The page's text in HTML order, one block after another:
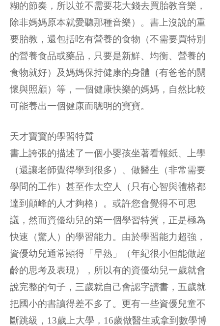
糊的節奏，所以並不需要花大錢去買胎教音樂，
除非媽媽原本就愛聽那種音樂）。書上沒說的重
要胎教，還包括吃有營養的食物（不需要買特別
的營養食品或藥品，只要是新鮮、均衡、營養的
食物就好）及媽媽保持健康的身體（有爸爸的關
懷與照顧）等，一個健康快樂的媽媽，自然比較
可能養出一個健康而聰明的寶寶。
天才寶寶的學習特質
書上誇張的描述了一個小嬰孩坐著看報紙、上學
（還讓老師覺得學到很多）、做醫生（非常需要
學問的工作）甚至作太空人（只有心智與體格都
達到顛峰的人才夠格）。或許您會覺得不可思
議，然而資優幼兒的第一個學習特質，正是極為
快速（驚人）的學習能力。由於學習能力超強，
資優幼兒通常顯得「早熟」（年紀很小但能做超
齡的思考及表現），所以有的資優幼兒一歲就會
說完整的句子，三歲就自己會認字讀書，五歲就
把國小的書讀得差不多了。更有一些資優兒童不
斷跳級，13歲上大學，16歲做醫生或拿到數學博